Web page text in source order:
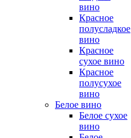
вино
Красное
полусладкое
вино
Красное
сухое вино
Красное
полусухое
вино
Белое вино
Белое сухое
вино